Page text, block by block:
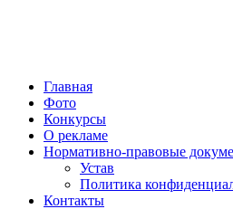
Народная трибуна
Калининская районная газета
Главная
Фото
Конкурсы
О рекламе
Нормативно-правовые
Устав
Политика
Контакты